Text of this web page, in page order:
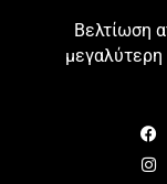
Βελτίωση
μεγαλύτερη